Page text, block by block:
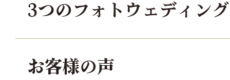
3つのフォトウェディン
お客様の声